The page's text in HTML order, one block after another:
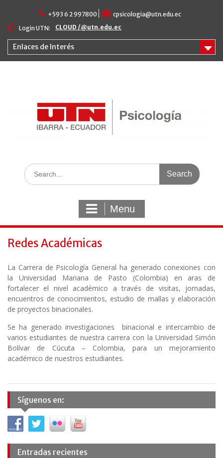
content
+593 6 2 997800
cpsicologia@utn.edu.ec
Login UTN:
CLOUD /@utn.edu.ec
Enlaces de Interés
Search
for:
Menu
Redes Académicas
La Carrera de Psicología General ha generado conexiones con
la Universidad Mariana de Pasto (Colombia) en aras de
fortalecer el nivel académico a través de visitas, jornadas,
encuentros de conocimientos, estudio de mallas y elaboración
de proyectos binacionales.
Se ha generado investigaciones binacional e intercambio de
varios estudiantes de nuestra carrera con la Universidad Simón
Bolívar de Cúcuta – Colombia, para un mejoramiento
académico de nuestros estudiantes.
Síguenos en:
Entradas recientes